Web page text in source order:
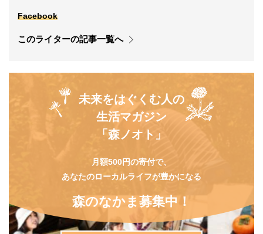
Facebook
このライターの記事一覧へ
未来をはぐくむ人の
生活マガジン
「森ノオト」
月額500円の寄付で、
あなたのローカルライフが豊かになる
森のなかま募集中！